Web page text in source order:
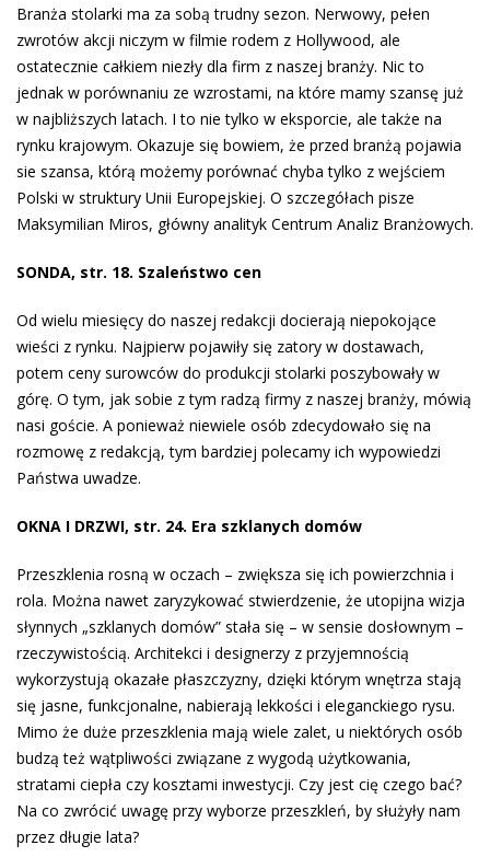
Branża stolarki ma za sobą trudny sezon. Nerwowy, pełen
zwrotów akcji niczym w filmie rodem z Hollywood, ale
ostatecznie całkiem niezły dla firm z naszej branży. Nic to
jednak w porównaniu ze wzrostami, na które mamy szansę już
w najbliższych latach. I to nie tylko w eksporcie, ale także na
rynku krajowym. Okazuje się bowiem, że przed branżą pojawia
sie szansa, którą możemy porównać chyba tylko z wejściem
Polski w struktury Unii Europejskiej. O szczegółach pisze
Maksymilian Miros, główny analityk Centrum Analiz Branżowych.
SONDA, str. 18. Szaleństwo cen
Od wielu miesięcy do naszej redakcji docierają niepokojące
wieści z rynku. Najpierw pojawiły się zatory w dostawach,
potem ceny surowców do produkcji stolarki poszybowały w
górę. O tym, jak sobie z tym radzą firmy z naszej branży, mówią
nasi goście. A ponieważ niewiele osób zdecydowało się na
rozmowę z redakcją, tym bardziej polecamy ich wypowiedzi
Państwa uwadze.
OKNA I DRZWI, str. 24. Era szklanych domów
Przeszklenia rosną w oczach – zwiększa się ich powierzchnia i
rola. Można nawet zaryzykować stwierdzenie, że utopijna wizja
słynnych „szklanych domów” stała się – w sensie dosłownym –
rzeczywistością. Architekci i designerzy z przyjemnością
wykorzystują okazałe płaszczyzny, dzięki którym wnętrza stają
się jasne, funkcjonalne, nabierają lekkości i eleganckiego rysu.
Mimo że duże przeszklenia mają wiele zalet, u niektórych osób
budzą też wątpliwości związane z wygodą użytkowania,
stratami ciepła czy kosztami inwestycji. Czy jest cię czego bać?
Na co zwrócić uwagę przy wyborze przeszkleń, by służyły nam
przez długie lata?